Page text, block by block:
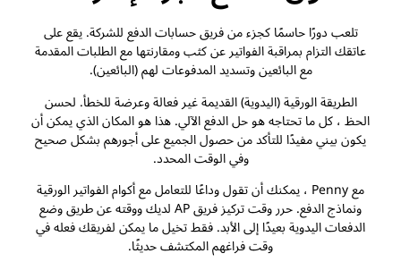
تلعب دورًا حاسمًا كجزء من فريق حسابات الدفع للشركة. يقع على
عاتقك التزام بمراقبة الفواتير عن كثب ومقارنتها مع الطلبات المقدمة
مع البائعين وتسديد المدفوعات لهم (البائعين).
الطريقة الورقية (اليدوية) القديمة غير فعالة وعرضة للخطأ. لحسن
الحظ ، كل ما تحتاجه هو حل الدفع الآلي. هذا هو المكان الذي يمكن أن
يكون بيني مفيدًا للتأكد من حصول الجميع على أجورهم بشكل صحيح
وفي الوقت المحدد.
مع Penny ، يمكنك أن تقول وداعًا للتعامل مع أكوام الفواتير الورقية
ونماذج الدفع. حرر وقت تركيز فريق AP لديك ووقته عن طريق وضع
الدفعات اليدوية بعيدًا إلى الأبد. فقط تخيل ما يمكن لفريقك فعله في
وقت فراغهم المكتشف حديثًا.